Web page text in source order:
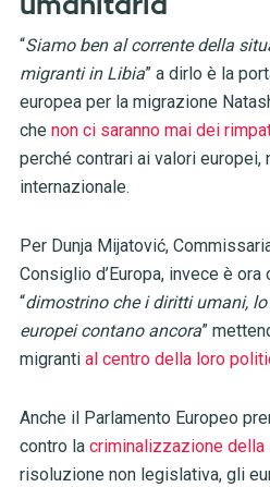
umanitaria
“Siamo ben al corrente della
migranti in Libia” a dirlo è la
europea per la migrazione
che non ci saranno mai dei
perché contrari ai valori europei,
internazionale.
Per Dunja Mijatović,
Consiglio d’Europa, invece è
“dimostrino che i diritti umani,
europei contano ancora”
migranti al centro della loro
Anche il Parlamento Europeo
contro la criminalizzazione della
risoluzione non legislativa, gli